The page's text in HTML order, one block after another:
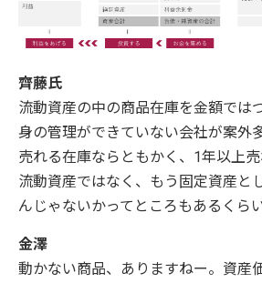
齊藤氏
流動資産の中の商品在庫を金額では
身の管理ができていない会社が案外
売れる在庫ならともかく、1年以上売
流動資産ではなく、もう固定資産と
んじゃないかってところもあるくら
金澤
動かない商品、ありますねー。資産